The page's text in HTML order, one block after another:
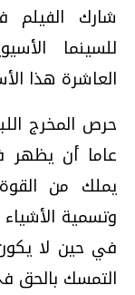
شارك
للسينما
العاشرة هذا
عاما أن يظهر
يملك من
وتسمية
في حين لا
التمسك بالحق